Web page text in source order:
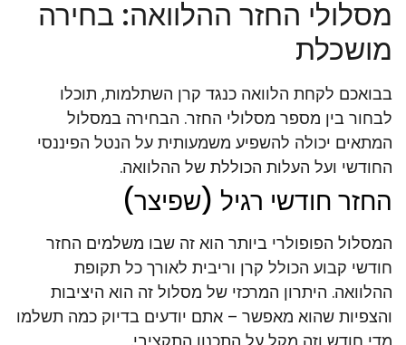
מסלולי החזר ההלוואה: בחירה
מושכלת
בבואכם לקחת הלוואה כנגד קרן השתלמות, תוכלו
לבחור בין מספר מסלולי החזר. הבחירה במסלול
המתאים יכולה להשפיע משמעותית על הנטל הפיננסי
החודשי ועל העלות הכוללת של ההלוואה.
החזר חודשי רגיל (שפיצר)
המסלול הפופולרי ביותר הוא זה שבו משלמים החזר
חודשי קבוע הכולל קרן וריבית לאורך כל תקופת
ההלוואה. היתרון המרכזי של מסלול זה הוא היציבות
והצפיות שהוא מאפשר – אתם יודעים בדיוק כמה תשלמו